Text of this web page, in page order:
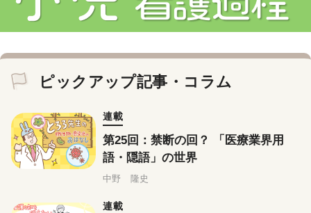
ピックアップ記事・コラム
連載
第25回：禁断の回？ 「医療業界用
語・隠語」の世界
中野 隆史
連載